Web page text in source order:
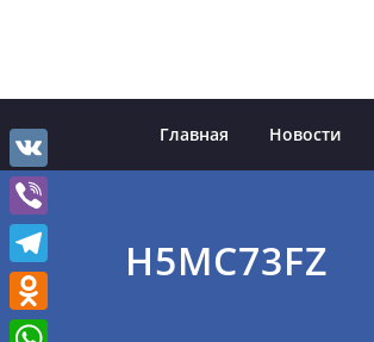
Главная Новости
H5MC73FZ
VK
Viber
Telegram
Odnoklassniki